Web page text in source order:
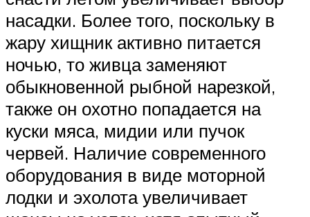
насадки. Более того, поскольку в
жару хищник активно питается
ночью, то живца заменяют
обыкновенной рыбной нарезкой,
также он охотно попадается на
куски мяса, мидии или пучок
червей. Наличие современного
оборудования в виде моторной
лодки и эхолота увеличивает